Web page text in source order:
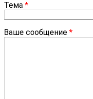
Тема *
Ваше сообщение *